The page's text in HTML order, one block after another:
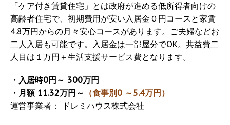
「ケア付き賃貸住宅」とは政府が進める低所得者向けの
高齢者住宅で、初期費用が安い入居金０円コースと家賃
4.8万円からの月々安心コースがあります。ご夫婦などお
二人入居も可能です。入居金は一部屋分でOK。共益費二
人目は１万円＋生活支援サービス費となります。
・入居時0円～ 300万円
・月額 11.32万円～ （食事別0 ～5.4万円）
運営事業者： ドレミハウス株式会社